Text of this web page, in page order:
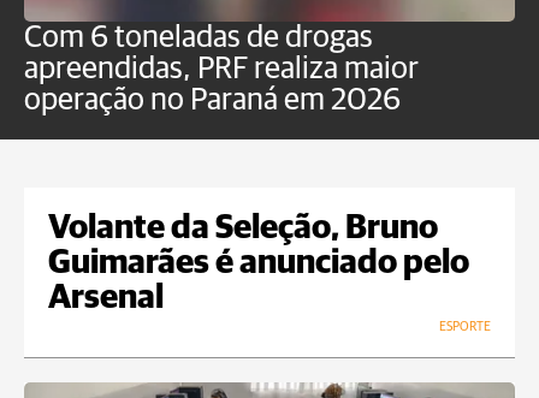
Com 6 toneladas de drogas
apreendidas, PRF realiza maior
operação no Paraná em 2026
Volante da Seleção, Bruno
Guimarães é anunciado pelo
Arsenal
ESPORTE